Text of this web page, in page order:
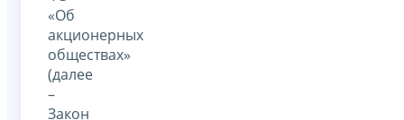
«Об
акционерных
обществах»
(далее
–
Закон